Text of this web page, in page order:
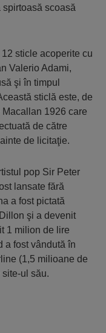
scoasă
sticle acoperite cu
Valerio Adami,
şi în timpul
sticlă este, de
1926 care
de către
de licitaţie.
pop Sir Peter
lansate fără
a fost pictată
şi a devenit
1 milion de lire
a fost vândută în
(1,5 milioane de
ul său.